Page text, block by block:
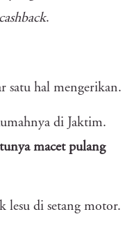
cashback.
satu hal mengerikan.
di Jaktim.
macet pulang
lesu di setang motor.